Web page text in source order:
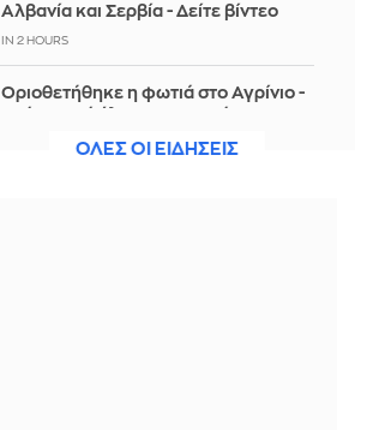
Αλβανία και Σερβία - Δείτε βίντεο
IN 2 HOURS
Οριοθετήθηκε η φωτιά στο Αγρίνιο -
ΟΛΕΣ ΟΙ ΕΙΔΗΣΕΙΣ